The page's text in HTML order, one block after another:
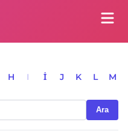
H I İ J K L M
Ara